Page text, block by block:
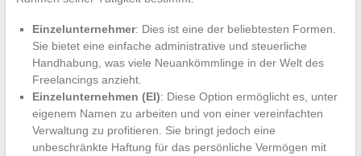
Einzelunternehmer: Dies ist eine der beliebtesten Formen.
Sie bietet eine einfache administrative und steuerliche
Handhabung, was viele Neuankömmlinge in der Welt des
Freelancings anzieht.
Einzelunternehmen (EI): Diese Option ermöglicht es, unter
eigenem Namen zu arbeiten und von einer vereinfachten
Verwaltung zu profitieren. Sie bringt jedoch eine
unbeschränkte Haftung für das persönliche Vermögen mit